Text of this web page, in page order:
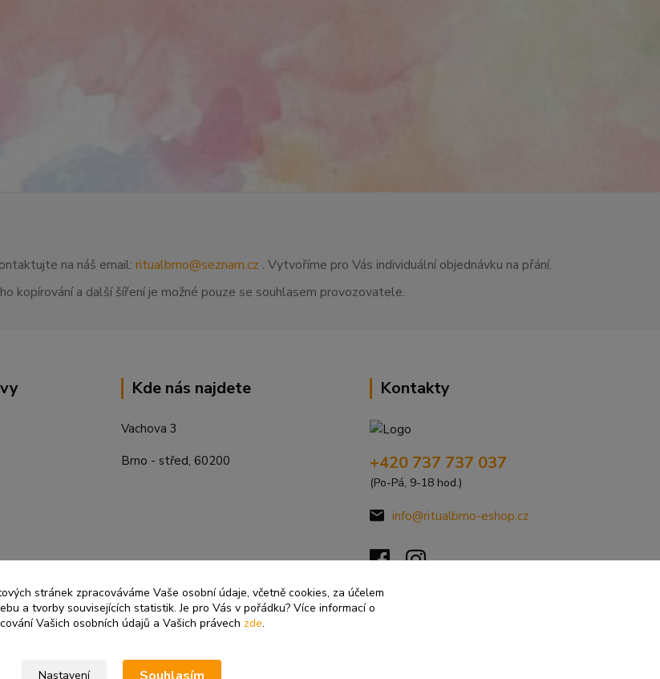
na náš email: ritualbrno@seznam.cz . Vytvoříme pro Vás individuální objednávku na přání.
kopírování a další šíření je možné pouze se souhlasem provozovatele.
Kde nás najdete
Vachova 3
Brno - střed, 60200
Kontakty
+420 737 737 037
(Po-Pá, 9-18 hod.)
info@ritualbrno-eshop.cz
stránek zpracováváme Vaše osobní údaje, včetně cookies, za účelem
a tvorby souvisejících statistik. Je pro Vás v pořádku? Více informací o
Vašich osobních údajů a Vašich právech zde.
Nastavení